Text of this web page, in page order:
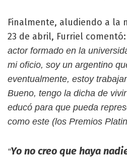
Finalmente, aludiendo a la
23 de abril, Furriel comentó:
actor formado en la
mi oficio, soy un argentino
eventualmente, estoy
Bueno, tengo la dicha de
educó para que pueda
como este (los Premios
“Yo no creo que haya